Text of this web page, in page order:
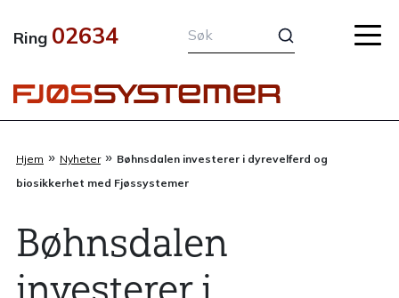
rett
innholdet
Ring 02634
Hjem » Nyheter» Bøhnsdalen investerer i dyrevelferd og
biosikkerhet med Fjøssystemer
Bøhnsdalen